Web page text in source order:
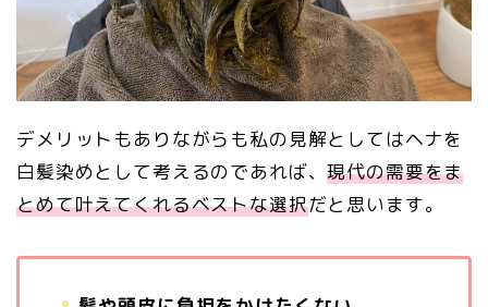
デメリットもありながらも私の見解としてはヘナを
白髪染めとして考えるのであれば、現代の需要をま
とめて叶えてくれるベストな選択だと思います。